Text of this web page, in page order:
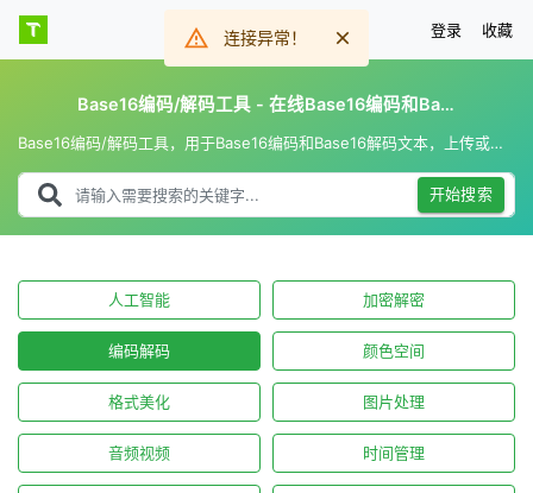
登录 收藏
Base16编码/解码工具 - 在线Base16编码和Base16解码文本
Base16编码/解码工具，用于Base16编码和Base16解码文本，上传或输入文本，一键进行Base16编码解码，支持修改编码位数和映射字符。
开始搜索
人工智能 加密解密
编码解码 颜色空间
格式美化 图片处理
音频视频 时间管理
连接异常！